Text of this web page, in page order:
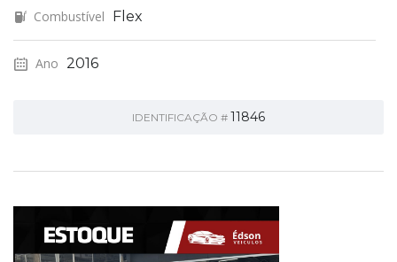
Combustível Flex
Ano 2016
IDENTIFICAÇÃO # 11846